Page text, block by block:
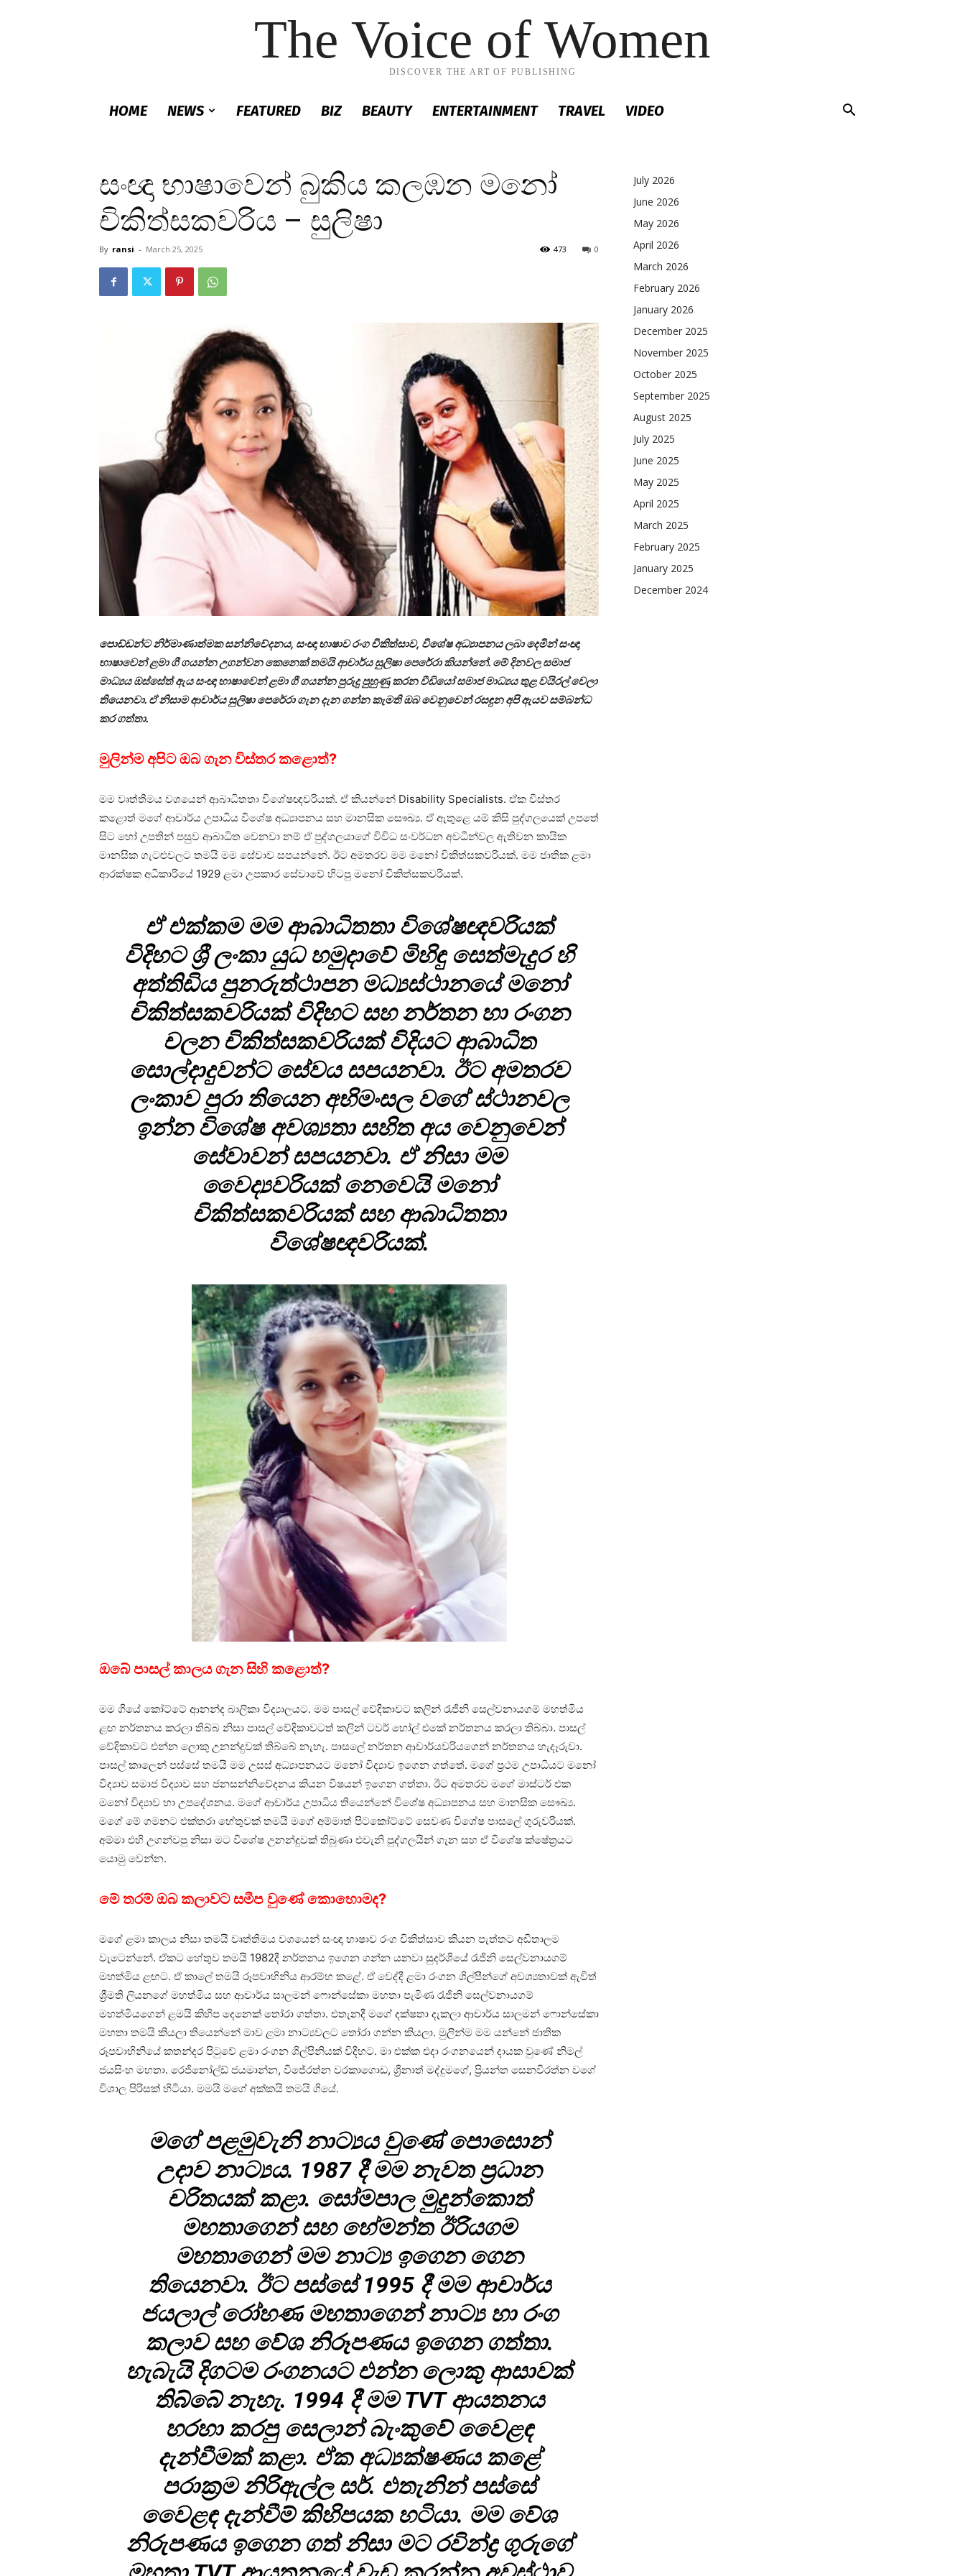
The Voice of Women
DISCOVER THE ART OF PUBLISHING
HOME NEWS FEATURED BIZ BEAUTY ENTERTAINMENT TRAVEL VIDEO
සංඥා භාෂාවෙන් බුකිය කලඹන මනෝ
චිකිත්සකවරිය – සුලිෂා
By ransi - March 25, 2025 0
473
පොඩ්ඩන්ට නිර්මාණාත්මක සන්නිවේදනය, සංඥා භාෂාව රංග චිකිත්සාව, විශේෂ අධ්‍යාපනය ලබා දෙමින් සංඥා
භාෂාවෙන් ළමා ගී ගයන්න උගන්වන කෙනෙක් තමයි ආචාර්ය සුලිෂා පෙරේරා කියන්නේ. මේ දිනවල සමාජ
මාධ්‍යය ඔස්සේත් ඇය සංඥා භාෂාවෙන් ළමා ගී ගයන්න පුරුදු පුහුණු කරන වීඩියෝ සමාජ මාධ්‍යය තුළ වයිරල් වෙලා
තියෙනවා. ඒ නිසාම ආචාර්ය සුලිෂා පෙරේරා ගැන දැන ගන්න කැමති ඔබ වෙනුවෙන් රසඳුන අපි ඇයව සම්බන්ධ
කර ගත්තා.
මුලින්ම අපිට ඔබ ගැන විස්තර කළොත්?
මම වෘත්තීමය වශයෙන් ආබාධිතතා විශේෂඥවරියක්. ඒ කියන්නේ Disability Specialists. ඒක විස්තර
කළොත් මගේ ආචාර්ය උපාධිය විශේෂ අධ්‍යාපනය සහ මානසික සෞඛ්‍ය. ඒ ඇතුළෙ යම් කිසි පුද්ගලයෙක් උපතේ
සිට හෝ උපතින් පසුව ආබාධිත වෙනවා නම් ඒ පුද්ගලයාගේ විවිධ සංවර්ධන අවධීන්වල ඇතිවන කායික
මානසික ගැටළුවලට තමයි මම සේවාව සපයන්නේ. ඊට අමතරව මම මනෝ චිකිත්සකවරියක්. මම ජාතික ළමා
ආරක්ෂක අධිකාරියේ 1929 ළමා උපකාර සේවාවේ හිටපු මනෝ චිකිත්සකවරියක්.
ඒ එක්කම මම ආබාධිතතා විශේෂඥවරියක්
විදිහට ශ්‍රී ලංකා යුධ හමුදාවේ මිහිඳු සෙත්මැදුර හි
අත්තිඩිය පුනරුත්ථාපන මධ්‍යස්ථානයේ මනෝ
චිකිත්සකවරියක් විදිහට සහ නර්තන හා රංගන
චලන චිකිත්සකවරියක් විදියට ආබාධිත
සොල්දාදුවන්ට සේවය සපයනවා. ඊට අමතරව
ලංකාව පුරා තියෙන අභිමංසල වගේ ස්ථානවල
ඉන්න විශේෂ අවශ්‍යතා සහිත අය වෙනුවෙන්
සේවාවන් සපයනවා. ඒ නිසා මම
වෛද්‍යවරියක් නෙවෙයි මනෝ
චිකිත්සකවරියක් සහ ආබාධිතතා
විශේෂඥවරියක්.‍
ඔබේ පාසල් කාලය ගැන සිහි කළොත්?
මම ගියේ කෝට්ටේ ආනන්ද බාලිකා විද්‍යාලයට. මම පාසල් වේදිකාවට කලින් රැජිනි සෙල්වනායගම් මහත්මිය
ළඟ නර්තනය කරලා තිබ්බ නිසා පාසල් වේදිකාවටත් කලින් ටවර් හෝල් එකේ නර්තනය කරලා තිබ්බා. පාසල්
වේදිකාවට එන්න ලොකු උනන්දුවක් තිබ්බේ නැහැ. පාසලේ නර්තන ආචාර්යවරියගෙන් නර්තනය හැදෑරුවා.
පාසල් කාලෙන් පස්සේ තමයි මම උසස් අධ්‍යාපනයට මනෝ විද්‍යාව ඉගෙන ගත්තේ. මගේ ප්‍රථම උපාධියට මනෝ
විද්‍යාව සමාජ විද්‍යාව සහ ජනසන්නිවේදනය කියන විෂයන් ඉගෙන ගත්තා. ඊට අමතරව මගේ මාස්ටර් එක
මනෝ විද්‍යාව හා උපදේශනය. මගේ ආචාර්ය උපාධිය තියෙන්නේ විශේෂ අධ්‍යාපනය සහ මානසික සෞඛ්‍ය.
මගේ මේ ගමනට එක්තරා හේතුවක් තමයි මගේ අම්මාත් පිටකෝට්ටේ සෙවණ විශේෂ පාසලේ ගුරුවරියක්.
අම්මා එහි උගන්වපු නිසා මට විශේෂ උනන්දුවක් තිබුණා එවැනි පුද්ගලයින් ගැන සහ ඒ විශේෂ ක්ෂේත්‍රයට
යොමු වෙන්න.
මේ තරම් ඔබ කලාවට සමීප වුණේ කොහොමද?
මගේ ළමා කාලය නිසා තමයි වෘත්තිමය වශයෙන් සංඥා භාෂාව රංග චිකිත්සාව කියන පැත්තට අඩිතාලම
වැටෙන්නේ. ඒකට හේතුව තමයි 1982දී නර්තනය ඉගෙන ගන්න යනවා සුදර්ශියේ රැජිනි සෙල්වනායගම්
මහත්මිය ළඟට. ඒ කාලේ තමයි රූපවාහිනිය ආරම්භ කළේ. ඒ වෙද්දී ළමා රංගන ශිල්පීන්ගේ අවශ්‍යතාවක් ඇවිත්
ශ්‍රීමති ලියනගේ මහත්මිය සහ ආචාර්ය සාලමන් ෆොන්සේකා මහතා පැමිණ රැජිනි සෙල්වනායගම්
මහත්මියගෙන් ළමයි කිහිප දෙනෙක් තෝරා ගත්තා. එතැනදී මගේ දක්ෂතා දැකලා ආචාර්ය සාලමන් ෆොන්සේකා
මහතා තමයි කියලා තියෙන්නේ මාව ළමා නාට්‍යවලට තෝරා ගන්න කියලා. මුලින්ම මම යන්නේ ජාතික
රූපවාහිනියේ කතන්දර පිටුවේ ළමා රංගන ශිල්පිනියක් විදිහට. මා එක්ක එදා රංගනයෙන් දායක වුණේ නිමල්
ජයසිංහ මහතා. රෙජිනෝල්ඩ් ජයමාන්න, විජේරත්න වරකාගොඩ, ශ්‍රීනාත් මද්දුමගේ, ප්‍රියන්ත සෙනවිරත්න වගේ
විශාල පිරිසක් හිටියා. මමයි මගේ අක්කයි තමයි ගියේ.
මගේ පළමුවැනි නාට්‍යය වුණේ පොසොන්
උදාව නාට්‍යය. 1987 දී මම නැවත ප්‍රධාන
චරිතයක් කළා. සෝමපාල මුදුන්කොත්
මහතාගෙන් සහ හේමන්ත ඊරියගම
මහතාගෙන් මම නාට්‍ය ඉගෙන ගෙන
තියෙනවා. ඊට පස්සේ 1995 දී මම ආචාර්ය
ජයලාල් රෝහණ මහතාගෙන් නාට්‍ය හා රංග
කලාව සහ වේශ නිරූපණය ඉගෙන ගත්තා.
හැබැයි දිගටම රංගනයට එන්න ලොකු ආසාවක්
තිබ්බේ නැහැ. 1994 දී මම TVT ආයතනය
හරහා කරපු සෙලාන් බැංකුවේ වෙ‍ෙළඳ
දැන්වීමක් කළා. ඒක අධ්‍යක්ෂණය කළේ
පරාක්‍රම නිරිඇල්ල සර්. එතැනින් පස්සේ
වෙ‍ෙළඳ දැන්වීම් කිහිපයක හටියා. මම වේශ
නිරුපණය ඉගෙන ගත් නිසා මට රවින්ද්‍ර ගුරුගේ
July 2026
June 2026
May 2026
April 2026
March 2026
February 2026
January 2026
December 2025
November 2025
October 2025
September 2025
August 2025
July 2025
June 2025
May 2025
April 2025
March 2025
February 2025
January 2025
December 2024